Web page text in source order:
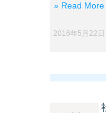
» Read More
2016年5月22日